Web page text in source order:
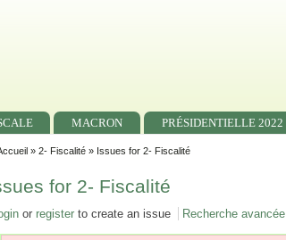
MACRON PRÉSIDENTIELLE 2022
»2- Fiscalité » Issues for 2- Fiscalité
for 2- Fiscalité
or register to create an issue Recherche avancée